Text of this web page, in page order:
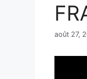
août 27,